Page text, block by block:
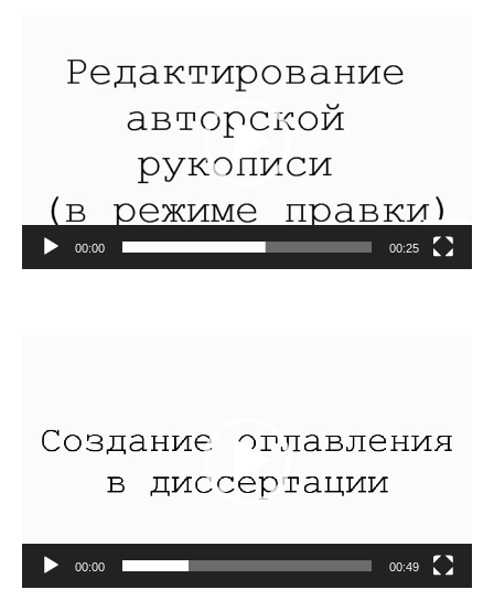
00:00 00:25
00:00 00:49